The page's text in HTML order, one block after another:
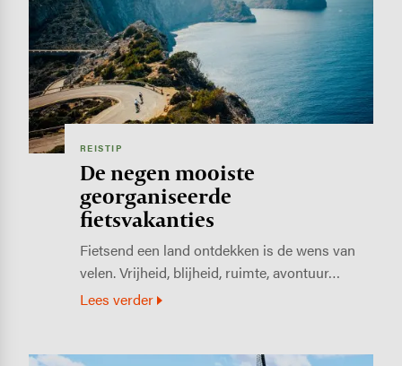
REISTIP
De negen mooiste
georganiseerde
fietsvakanties
Fietsend een land ontdekken is de wens van
velen. Vrijheid, blijheid, ruimte, avontuur…
Lees verder